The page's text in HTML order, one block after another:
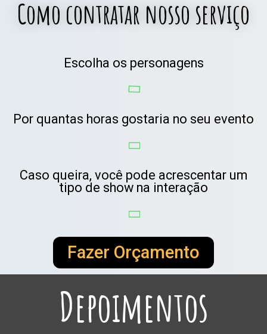
Como contratar nosso serviço
Escolha os personagens
Por quantas horas gostaria no seu evento
Caso queira, você pode acrescentar um
tipo de show na interação
Fazer Orçamento
Depoimentos